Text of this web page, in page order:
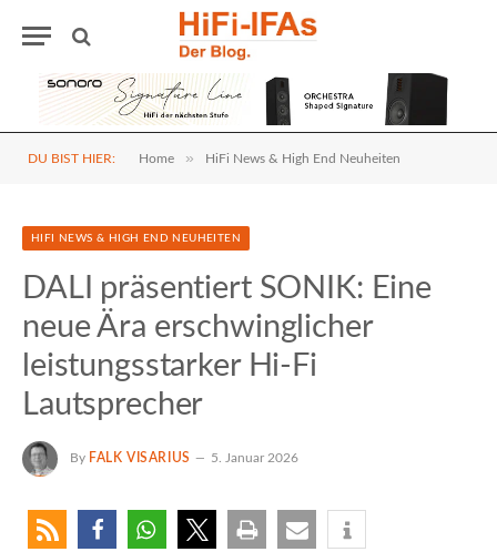
DU BIST HIER: Home » HiFi News & High End Neuheiten
HIFI NEWS & HIGH END NEUHEITEN
DALI präsentiert SONIK: Eine
neue Ära erschwinglicher
leistungsstarker Hi-Fi
Lautsprecher
By FALK VISARIUS 5. Januar 2026